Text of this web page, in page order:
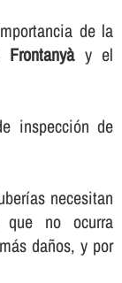
de la
y el
inspección de
necesitan
que no ocurra
daños, y por